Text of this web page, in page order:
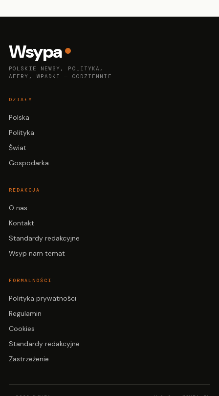
Wsypa
POLSKIE NEWSY, POLITYKA,
AFERY, WPADKI — CODZIENNIE
DZIAŁY
Polska
Polityka
Świat
Gospodarka
REDAKCJA
O nas
Kontakt
Standardy redakcyjne
Wsyp nam temat
FORMALNOŚCI
Polityka prywatności
Regulamin
Cookies
Standardy redakcyjne
Zastrzeżenie